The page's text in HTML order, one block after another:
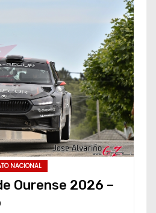
NACIONAL
Ourense 2026 –